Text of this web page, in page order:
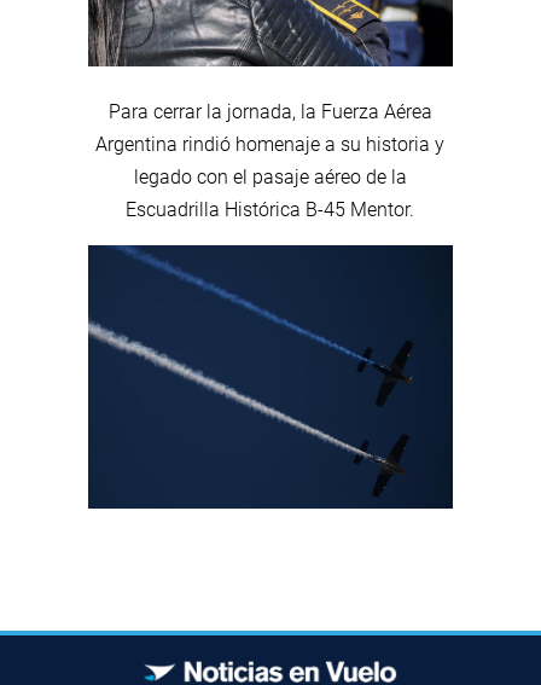
Para cerrar la jornada, la Fuerza Aérea
Argentina rindió homenaje a su historia y
legado con el pasaje aéreo de la
Escuadrilla Histórica B-45 Mentor.